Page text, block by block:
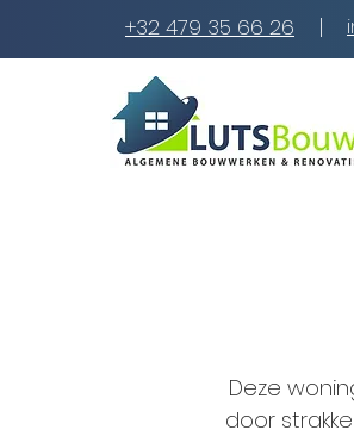
+32 479 35 66 26 |
Deze
door